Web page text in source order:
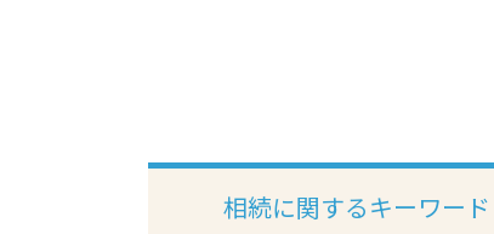
相続に関するキーワード